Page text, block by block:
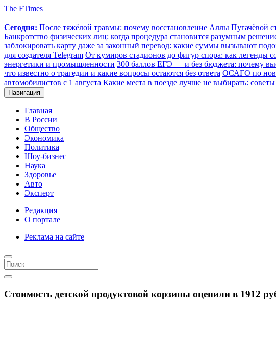
The FTimes
Сегодня: После тяжёлой травмы: почему восстановление Аллы Пугачёвой
Банкротство физических лиц: когда процедура становится разумным
заблокировать карту даже за законный перевод: какие суммы вызывают
для создателя Telegram От кумиров стадионов до фигур спора: как легенды
энергетики и промышленности 300 баллов ЕГЭ — и без бюджета: почему
что известно о трагедии и какие вопросы остаются без ответа ОСАГО по
автомобилистов с 1 августа Какие места в поезде лучше не выбирать:
Навигация
Главная
В России
Общество
Экономика
Политика
Шоу-бизнес
Наука
Здоровье
Авто
Эксперт
Редакция
О портале
Реклама на сайте
Стоимость детской продуктовой корзины оценили в 1912